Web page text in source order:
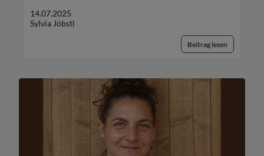
14.07.2025
Sylvia Jöbstl
Beitrag lesen